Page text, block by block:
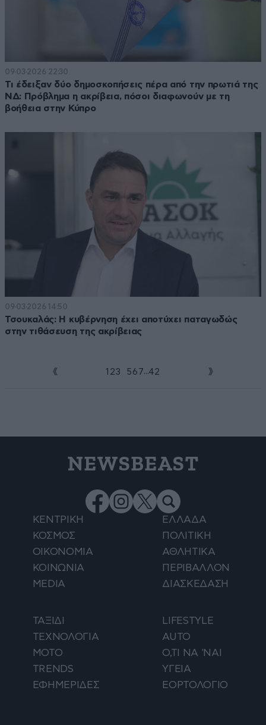
09·03·2026 22:30
Τι έδειξαν δύο δημοσκοπήσεις πέρα από την πρωτιά της
ΝΔ: Πρόβλημα η ακρίβεια, πόσοι διαφωνούν με τη
βοήθεια στην Κύπρο
09·03·2026 14:50
Τσουκαλάς: Η κυβέρνηση έχει αποτύχει παταγωδώς
στην τιθάσευση της ακρίβειας
1 23 5 6 7...42
NEWSBEAST
ΚΕΝΤΡΙΚΗ
ΕΛΛΑΔΑ
ΚΟΣΜΟΣ
ΠΟΛΙΤΙΚΗ
ΟΙΚΟΝΟΜΙΑ
ΑΘΛΗΤΙΚΑ
ΚΟΙΝΩΝΙΑ
ΠΕΡΙΒΑΛΛΟΝ
MEDIA
ΔΙΑΣΚΕΔΑΣΗ
ΤΑΞΙΔΙ
LIFESTYLE
ΤΕΧΝΟΛΟΓΙΑ
AUTO
ΜΟΤΟ
Ο,ΤΙ ΝΑ 'ΝΑΙ
TRENDS
ΥΓΕΙΑ
ΕΦΗΜΕΡΙΔΕΣ
ΕΟΡΤΟΛΟΓΙΟ